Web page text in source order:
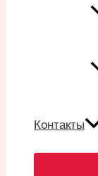
Контакты